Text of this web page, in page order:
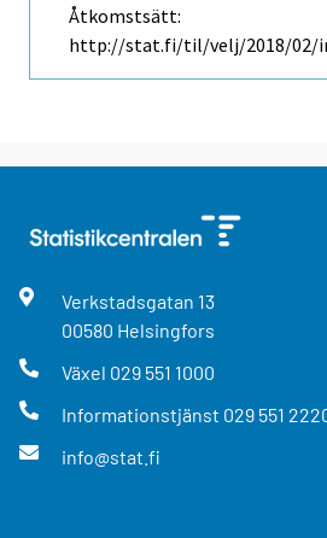
Åtkomstsätt:
http://stat.fi/til/velj/2018/02/
Verkstadsgatan 13
00580 Helsingfors
Växel 029 551 1000
Informationstjänst 029 551
info@stat.fi